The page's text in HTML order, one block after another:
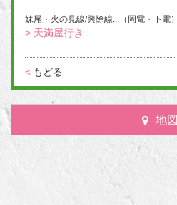
妹尾・火の見線/興除線...（岡電・下電）
> 天満屋行き
< もどる
地図